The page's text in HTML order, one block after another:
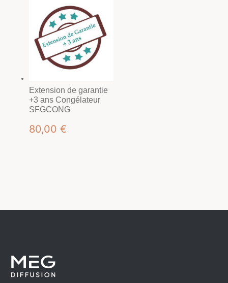
était :
1219,00 €.
Extension de garantie
+3 ans Congélateur
SFGCONG
80,00 €